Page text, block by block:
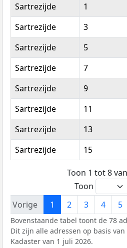
Straatnaam
Sartrezijde 1
Sartrezijde
3
Sartrezijde
5
Sartrezijde
7
Sartrezijde
9
Sartrezijde
11
Sartrezijde
13
Sartrezijde
15
Toon 1 tot 8
Toon
Vorige
1 2 3 4 5
Bovenstaande tabel toont de 78
Dit zijn alle adressen op basis van
Kadaster van 1 juli 2026.